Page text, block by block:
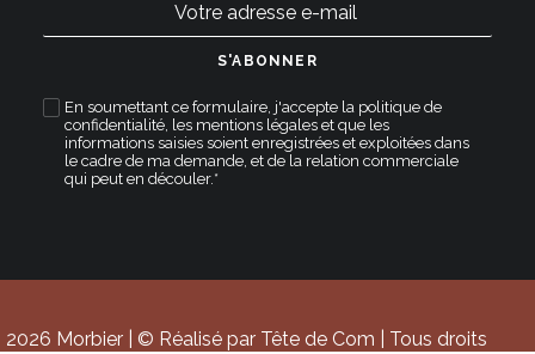
En soumettant ce formulaire, j'accepte la politique de
confidentialité, les mentions légaleset que les
informations saisies soient enregistrées et exploitées dans
le cadre de ma demande, et de la relation commerciale
qui peut en découler.*
2026 Morbier | © Réalisé par Tête de Com | Tous droits